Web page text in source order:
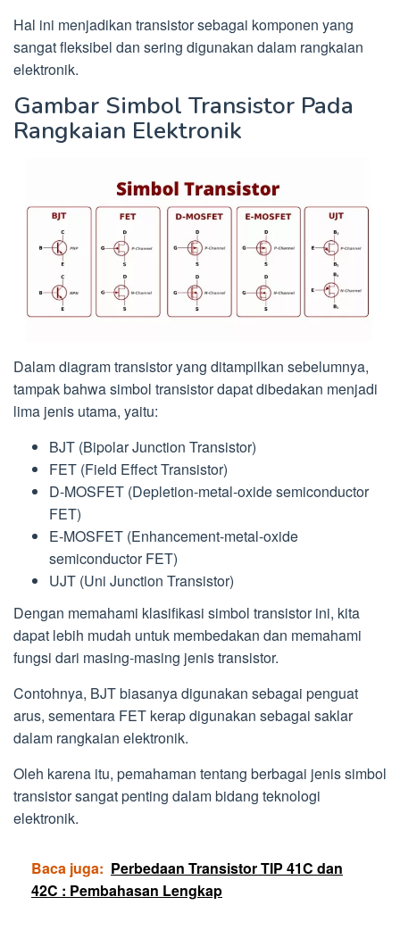
Hal ini menjadikan transistor sebagai komponen yang
sangat fleksibel dan sering digunakan dalam rangkaian
elektronik.
Gambar Simbol Transistor Pada
Rangkaian Elektronik
Dalam diagram transistor yang ditampilkan sebelumnya,
tampak bahwa simbol transistor dapat dibedakan menjadi
lima jenis utama, yaitu:
BJT (Bipolar Junction Transistor)
FET (Field Effect Transistor)
D-MOSFET (Depletion-metal-oxide semiconductor
FET)
E-MOSFET (Enhancement-metal-oxide
semiconductor FET)
UJT (Uni Junction Transistor)
Dengan memahami klasifikasi simbol transistor ini, kita
dapat lebih mudah untuk membedakan dan memahami
fungsi dari masing-masing jenis transistor.
Contohnya, BJT biasanya digunakan sebagai penguat
arus, sementara FET kerap digunakan sebagai saklar
dalam rangkaian elektronik.
Oleh karena itu, pemahaman tentang berbagai jenis simbol
transistor sangat penting dalam bidang teknologi
elektronik.
Baca juga: Perbedaan Transistor TIP 41C dan
42C : Pembahasan Lengkap